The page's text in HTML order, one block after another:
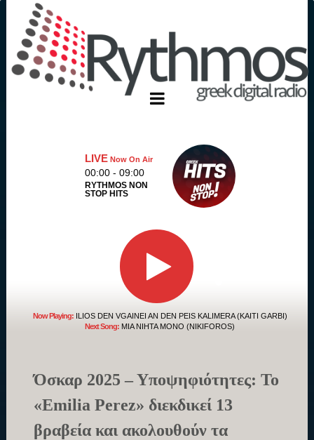
LIVENow On Air
00:00 - 09:00
RYTHMOS NON
STOP HITS
Now Playing:ILIOS DEN VGAINEI AN DEN PEIS KALIMERA (KAITI GARBI)
Next Song: MIA NIHTA MONO (NIKIFOROS)
Όσκαρ 2025 – Υποψηφιότητες: Το
«Emilia Perez» διεκδικεί 13
βραβεία και ακολουθούν τα